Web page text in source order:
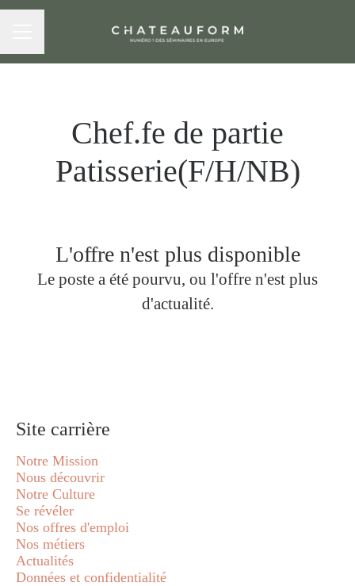
Chef.fe de partie
Patisserie(F/H/NB)
L'offre n'est plus disponible
Le poste a été pourvu, ou l'offre n'est plus
d'actualité.
Site carrière
Notre Mission
Nous découvrir
Notre Culture
Se révéler
Nos offres d'emploi
Nos métiers
Actualités
Données et confidentialité